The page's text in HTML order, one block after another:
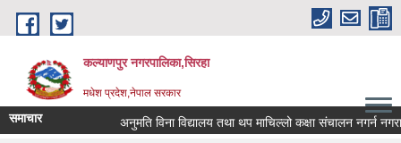
Skip to main content
कल्याणपुर नगरपालिका,सिरहा
मधेश प्रदेश,नेपाल सरकार
समाचार अनुमति विना विद्यालय तथा थप माचिल्लो कक्षा संचालन नगर्न